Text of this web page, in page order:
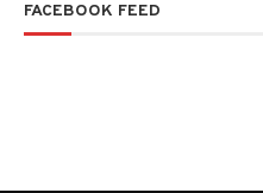
FACEBOOK FEED